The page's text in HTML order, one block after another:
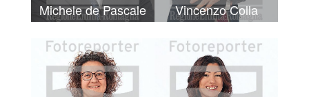
Michele de Pascale Vincenzo Colla